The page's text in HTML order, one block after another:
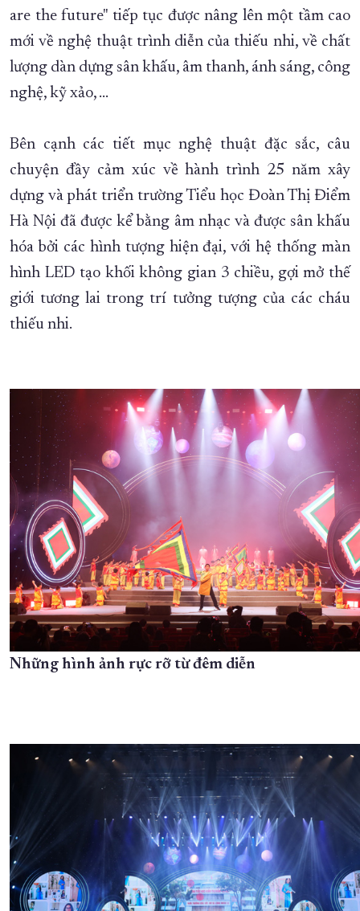
are the future" tiếp tục được nâng lên một tầm cao
mới về nghệ thuật trình diễn của thiếu nhi, về chất
lượng dàn dựng sân khấu, âm thanh, ánh sáng, công
nghệ, kỹ xảo, …
Bên cạnh các tiết mục nghệ thuật đặc sắc, câu
chuyện đầy cảm xúc về hành trình 25 năm xây
dựng và phát triển trường Tiểu học Đoàn Thị Điểm
Hà Nội đã được kể bằng âm nhạc và được sân khấu
hóa bởi các hình tượng hiện đại, với hệ thống màn
hình LED tạo khối không gian 3 chiều, gợi mở thế
giới tương lai trong trí tưởng tượng của các cháu
thiếu nhi.
Những hình ảnh rực rỡ từ đêm diễn